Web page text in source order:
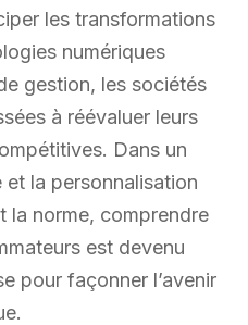
les transformations
numériques
gestion, les sociétés
à réévaluer leurs
Dans un
la personnalisation
la norme, comprendre
est devenu
pour façonner l’avenir